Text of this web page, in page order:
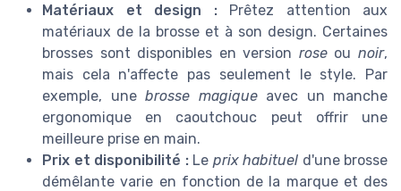
Matériaux et design :Prêtez attention aux
matériaux de la brosse et à son design. Certaines
brosses sont disponibles en version roseounoir,
mais cela n'affecte pas seulement le style. Par
exemple, une brosse magiqueavec un manche
ergonomique en caoutchouc peut offrir une
meilleure prise en main.
Prix et disponibilité :Le prix habituel d'une brosse
démêlante varie en fonction de la marque et des